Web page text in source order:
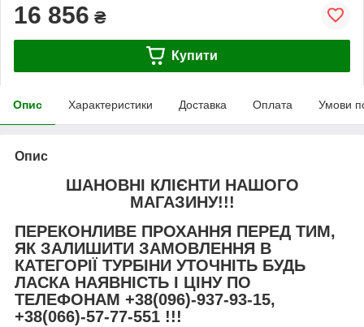
16 856 ₴
Купити
Опис Характеристики Доставка Оплата Умови
Опис
ШАНОВНІ КЛІЄНТИ НАШОГО
МАГАЗИНУ!!!
ПЕРЕКОНЛИВЕ ПРОХАННЯ ПЕРЕД ТИМ,
ЯК ЗАЛИШИТИ ЗАМОВЛЕННЯ В
КАТЕГОРІЇ ТУРБІНИ УТОЧНІТЬ БУДЬ
ЛАСКА НАЯВНІСТЬ І ЦІНУ ПО
ТЕЛЕФОНАМ +38(096)-937-93-15,
+38(066)-57-77-551 !!!